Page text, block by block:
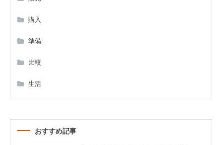
ン
購入
準備
比較
生活
おすすめ記事